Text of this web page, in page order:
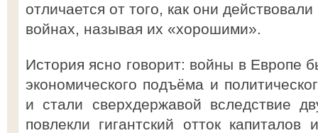
отличается от того, как они
войнах, называя их «хорошими».
История ясно говорит: войны в Европе
экономического подъёма и
и стали сверхдержавой вследствие
повлекли гигантский отток